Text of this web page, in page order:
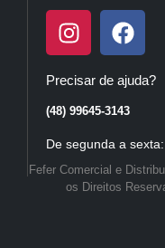
Precisar de ajuda?
(48) 99645-3143
De segunda a
Fefer Comercial e
os Direitos